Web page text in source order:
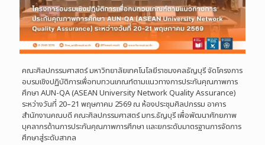
คณะศิลปกรรมศาสตร์ มหาวิทยาลัยเทคโนโลยีราชมงคลธัญบุรี จัดโครงการ
อบรมเชิงปฏิบัติการเพื่อทบทวนเกณฑ์ตามแนวทางการประกันคุณภาพการ
ศึกษา AUN-QA (ASEAN University Network Quality Assurance)
ระหว่างวันที่ 20–21 พฤษภาคม 2569 ณ ห้องประชุมศิลปกรรม อาคาร
สำนักงานคณบดี คณะศิลปกรรมศาสตร์ มทร.ธัญบุรี เพื่อพัฒนาศักยภาพ
บุคลากรด้านการประกันคุณภาพการศึกษา และยกระดับมาตรฐานการจัดการ
ศึกษาสู่ระดับสากล